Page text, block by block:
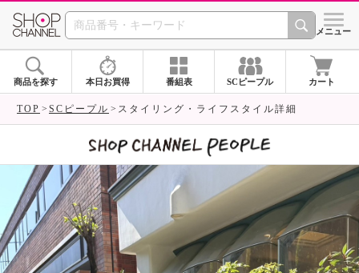
SHOP CHANNEL シメニュー
商品を探す 本日お買得 番組表 SCピープル カート
TOP SCピープル スタイリング・ライフスタイル詳細